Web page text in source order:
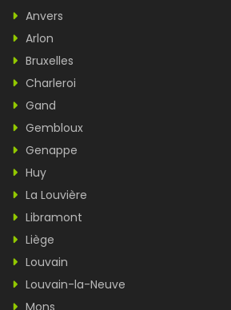
Anvers
Arlon
Bruxelles
Charleroi
Gand
Gembloux
Genappe
Huy
La Louvière
Libramont
Liège
Louvain
Louvain-la-Neuve